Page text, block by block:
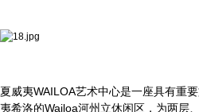
夏威夷WAILOA艺术中心是一座具有重
夷希洛的Wailoa河州立休闲区，为两层